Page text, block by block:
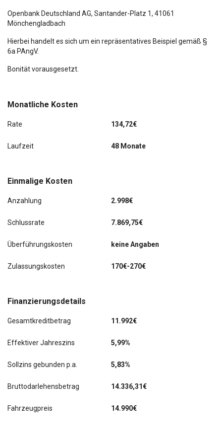
Scheinwerfer-Assistent mit Tag-/Nachtsensor
Sonnenblende links mit Spiegel (beleuchtet)
Sonnenblende rechts mit Spiegel (beleuchtet)
Türgriffe außen Wagenfarbe
Zentralverriegelung mit Fernbedienung
letzter Service im Januar 2026 bei KM 37080
ACC
Allwetter-/ Ganzjahresreifen
sensorgesteuert)
Monatliche Kosten
Rate 134,72€
Laufzeit 48 Monate
Einmalige Kosten
Anzahlung 2.998€
Schlussrate 7.869,75€
Überführungskosten keine Angaben
Zulassungskosten 170€-270€
Finanzierungsdetails
Gesamtkreditbetrag 11.992€
Effektiver Jahreszins 5,99%
Sollzins gebunden p.a. 5,83%
Bruttodarlehensbetrag 14.336,31€
Fahrzeugpreis 14.990€
Openbank Deutschland AG, Santander-Platz 1, 41061
Mönchengladbach
Hierbei handelt es sich um ein repräsentatives Beispiel gemäß §
6a PAngV.
Bonität vorausgesetzt.